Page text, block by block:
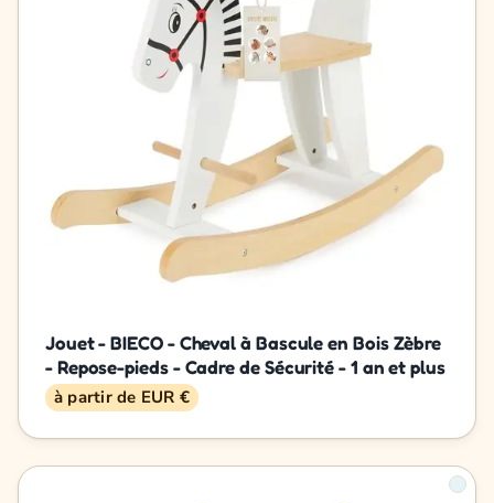
Jouet - BIECO - Cheval à Bascule en Bois Zèbre
- Repose-pieds - Cadre de Sécurité - 1 an et plus
à partir de EUR €